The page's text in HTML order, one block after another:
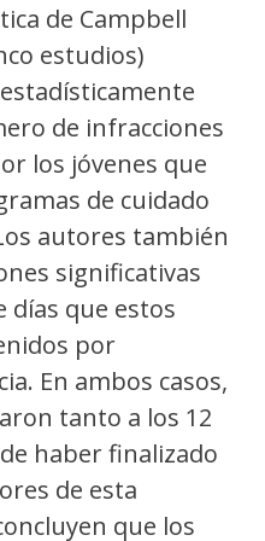
de Campbell
estudios)
de infracciones
los jóvenes que
de cuidado
autores también
significativas
días que estos
por
En ambos casos,
tanto a los 12
haber finalizado
de esta
que los